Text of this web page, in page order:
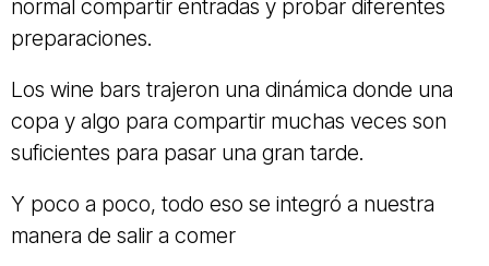
normal compartir entradas y probar diferentes
preparaciones.
Los wine bars trajeron una dinámica donde una
copa y algo para compartir muchas veces son
suficientes para pasar una gran tarde.
Y poco a poco, todo eso se integró a nuestra
manera de salir a comer